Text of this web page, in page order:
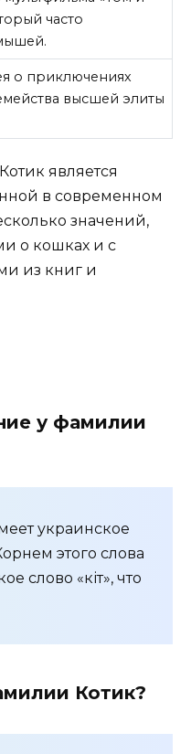
часто
о приключениях
высшей элиты
является
в современном
значений,
о кошках и с
из книг и
у фамилии
украинское
этого слова
слово «кіт», что
Котик?